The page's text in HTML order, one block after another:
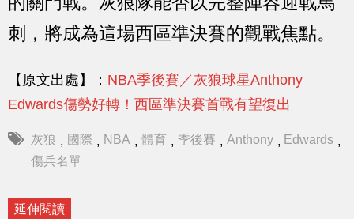
刺，將成為這場西區準決賽的觀戰焦點。
【原文出處】： NBA季後賽／灰狼球星Anthony
Edwards傷勢好轉！西區準決賽首戰有望復出
灰狼 , 國際 , NBA , 體育 , 季後賽 , Anthony , Edwards ,
傷兵名單
延伸閱讀